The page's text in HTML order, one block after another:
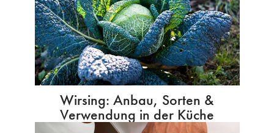
Wirsing: Anbau, Sorten &
Verwendung in der Küche